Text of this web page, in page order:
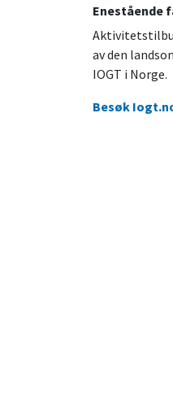
Enestående
av den
IOGT i Norge.
Besøk